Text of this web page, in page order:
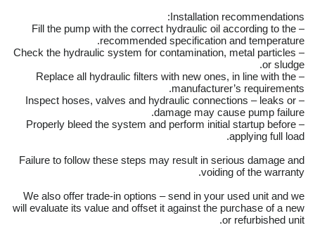
Installation recommendations:
– Fill the pump with the correct hydraulic oil according to the
recommended specification and temperature.
– Check the hydraulic system for contamination, metal particles
or sludge.
– Replace all hydraulic filters with new ones, in line with the
manufacturer’s requirements.
– Inspect hoses, valves and hydraulic connections – leaks or
damage may cause pump failure.
– Properly bleed the system and perform initial startup before
applying full load.
Failure to follow these steps may result in serious damage and
voiding of the warranty.
We also offer trade-in options – send in your used unit and we
will evaluate its value and offset it against the purchase of a new
or refurbished unit.